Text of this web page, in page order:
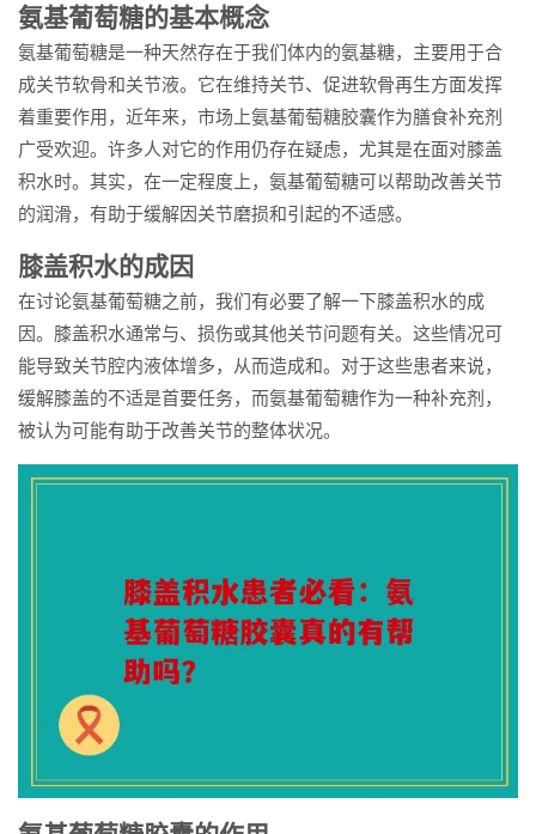
氨基葡萄糖的基本概念
氨基葡萄糖是一种天然存在于我们体内的氨基糖，主要用于合
成关节软骨和关节液。它在维持关节、促进软骨再生方面发挥
着重要作用，近年来，市场上氨基葡萄糖胶囊作为膳食补充剂
广受欢迎。许多人对它的作用仍存在疑虑，尤其是在面对膝盖
积水时。其实，在一定程度上，氨基葡萄糖可以帮助改善关节
的润滑，有助于缓解因关节磨损和引起的不适感。
膝盖积水的成因
在讨论氨基葡萄糖之前，我们有必要了解一下膝盖积水的成
因。膝盖积水通常与、损伤或其他关节问题有关。这些情况可
能导致关节腔内液体增多，从而造成和。对于这些患者来说，
缓解膝盖的不适是首要任务，而氨基葡萄糖作为一种补充剂，
被认为可能有助于改善关节的整体状况。